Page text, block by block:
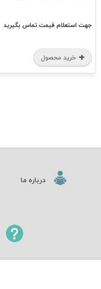
جهت استعلام قیمت تماس بگیرید
خرید محصول
درباره ما